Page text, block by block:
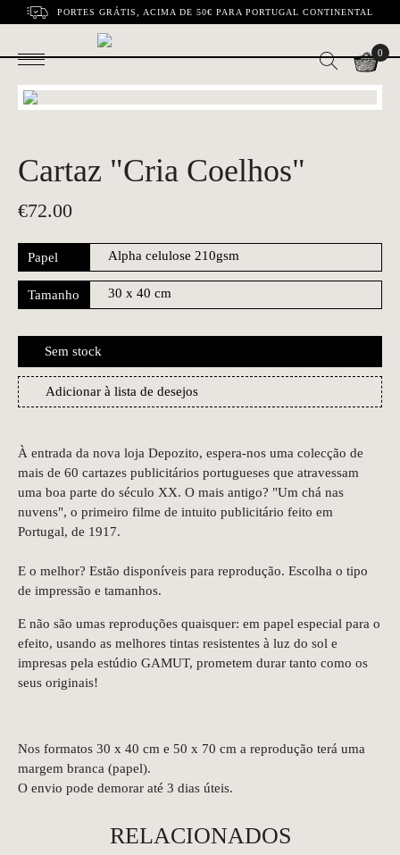
PORTES GRÁTIS, ACIMA DE 50€ PARA PORTUGAL CONTINENTAL
0
Cartaz "Cria Coelhos"
€72.00
Papel
Tamanho
Sem stock
Adicionar à lista de desejos
À entrada da nova loja Depozito, espera-nos uma colecção de
mais de 60 cartazes publicitários portugueses que atravessam
uma boa parte do século XX. O mais antigo? "Um chá nas
nuvens", o primeiro filme de intuito publicitário feito em
Portugal, de 1917.
E o melhor? Estão disponíveis para reprodução. Escolha o tipo
de impressão e tamanhos.
E não são umas reproduções quaisquer: em papel especial para o
efeito, usando as melhores tintas resistentes à luz do sol e
impresas pela estúdio GAMUT, prometem durar tanto como os
seus originais!
Nos formatos 30 x 40 cm e 50 x 70 cm a reprodução terá uma
margem branca (papel).
O envio pode demorar até 3 dias úteis.
RELACIONADOS